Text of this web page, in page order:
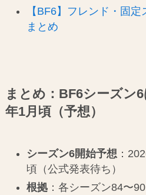
【BF6】フレンド・固
まとめ
まとめ：BF6シーズン
年1月頃（予想）
シーズン6開始予想：
頃（公式発表待ち）
根拠：各シーズン84〜